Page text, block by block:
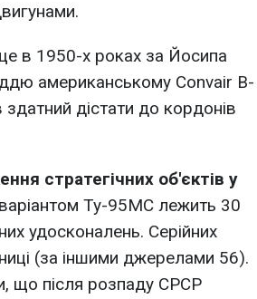
в 1950-х роках за Йосипа
американському Convair B-
дістати до кордонів
стратегічних об'єктів у
Ту-95МС лежить 30
удосконалень. Серійних
(за іншими джерелами 56).
що після розпаду СРСР